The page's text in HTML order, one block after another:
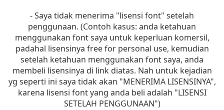
- Saya tidak menerima "lisensi font" setelah
penggunaan. (Contoh kasus: anda ketahuan
menggunakan font saya untuk keperluan komersil,
padahal lisensinya free for personal use, kemudian
setelah ketahuan menggunakan font saya, anda
membeli lisensinya di link diatas. Nah untuk kejadian
yg seperti ini saya tidak akan "MENERIMA LISENSINYA",
karena lisensi font yang anda beli adalah "LISENSI
SETELAH PENGGUNAAN")